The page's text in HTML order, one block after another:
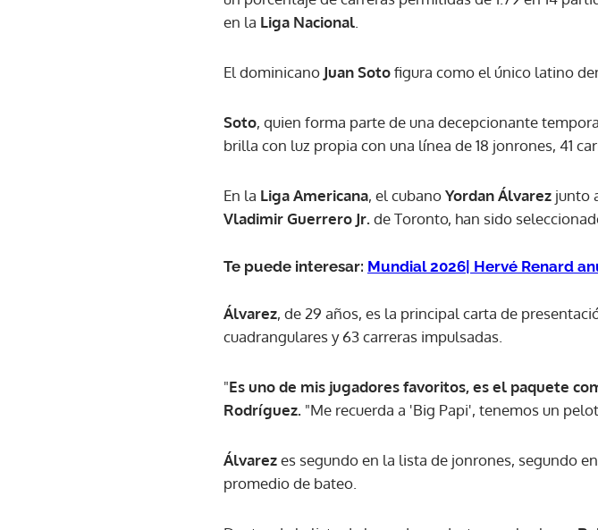
en la Liga Nacional
El dominicano Juan Sotofigura como el único latino
Soto, quien forma parte de una decepcionante
brilla con luz propia con una línea de 18 jonrones, 41
En la Liga Americana, el cubanoYordan Álvarez junto
Vladimir Guerrero Jr.de Toronto, han sido
Te puede interesar: Mundial 2026| Hervé Renard
Álvarez, de 29 años, es la principal carta de
cuadrangulares y 63 carreras impulsadas.
"Es uno de mis jugadores favoritos, es el paquete
Rodríguez. "Me recuerda a 'Big Papi', tenemos un
Álvarezes segundo en la lista de jonrones, segundo
promedio de bateo.